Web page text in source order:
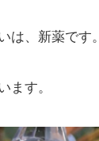
は、新薬です。
ます。